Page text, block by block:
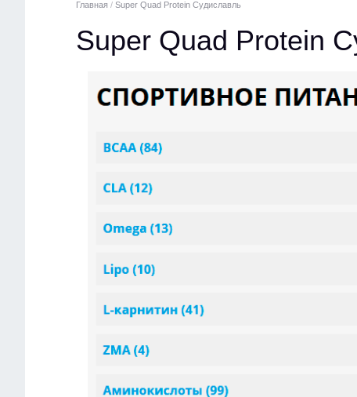
Главная / Super Quad Protein Судиславль
Super Quad Protein